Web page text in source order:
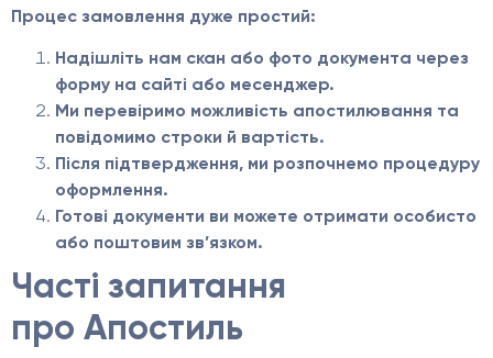
Процес замовлення дуже простий:
Надішліть нам скан або фото документа через
форму на сайті або месенджер.
Ми перевіримо можливість апостилювання та
повідомимо строки й вартість.
Після підтвердження, ми розпочнемо процедуру
оформлення.
Готові документи ви можете отримати особисто
або поштовим зв’язком.
Часті запитання
про Апостиль